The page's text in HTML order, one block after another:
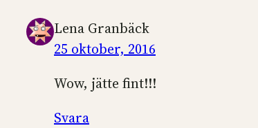
Lena Granbäck
25 oktober, 2016
Wow, jätte fint!!!
Svara